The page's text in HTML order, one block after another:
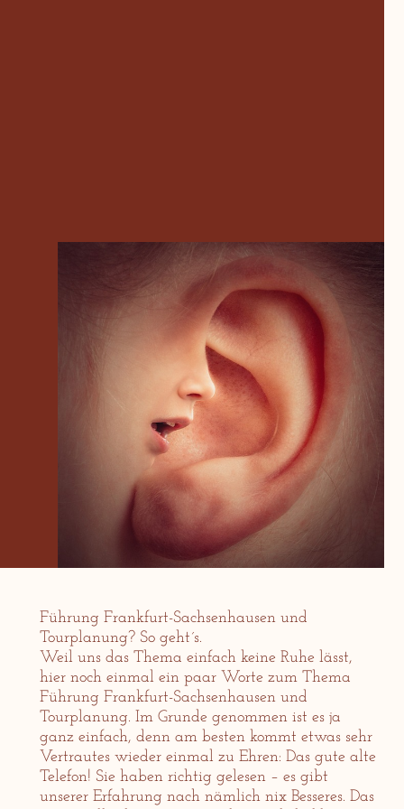
Führung Frankfurt-Sachsenhausen und
Tourplanung? So geht´s.
Weil uns das Thema einfach keine Ruhe lässt,
hier noch einmal ein paar Worte zum Thema
Führung Frankfurt-Sachsenhausen und
Tourplanung. Im Grunde genommen ist es ja
ganz einfach, denn am besten kommt etwas sehr
Vertrautes wieder einmal zu Ehren: Das gute alte
Telefon! Sie haben richtig gelesen – es gibt
unserer Erfahrung nach nämlich nix Besseres. Das